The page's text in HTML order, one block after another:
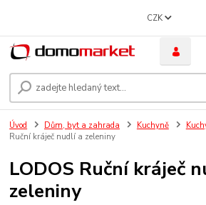
CZK
Úvod Dům, byt a zahrada Kuchyně
Ruční kráječ nudlí a zeleniny
LODOS Ruční kráječ
zeleniny